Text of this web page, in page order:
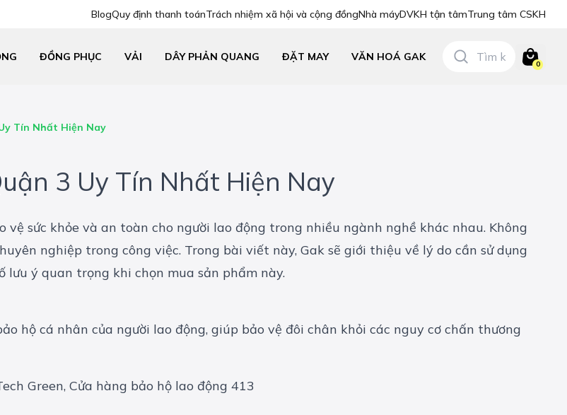
BlogQuy định thanh toánTrách nhiệm xã hội và cộng đồngNhà máyDVKH tận tâmTrung tâm CSKH
ĐỒNG PHỤC VẢI DÂY PHẢN QUANG ĐẶT MAY VĂN HOÁ GAK
0
Tín Nhất Hiện Nay
3 Uy Tín Nhất Hiện Nay
sức khỏe và an toàn cho người lao động trong nhiều ngành nghề khác nhau. Không
nghiệp trong công việc. Trong bài viết này, Gak sẽ giới thiệu về lý do cần sử dụng
lưu ý quan trọng khi chọn mua sản phẩm này.
hộ cá nhân của người lao động, giúp bảo vệ đôi chân khỏi các nguy cơ chấn thương
Green, Cửa hàng bảo hộ lao động 413